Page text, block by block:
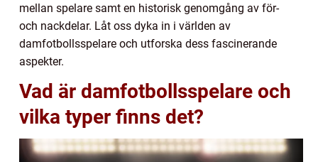
mellan spelare samt en historisk genomgång av för-
och nackdelar. Låt oss dyka in i världen av
damfotbollsspelare och utforska dess fascinerande
aspekter.
Vad är damfotbollsspelare och
vilka typer finns det?